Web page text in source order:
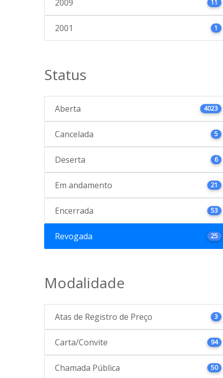
2009 11
2001 1
Status
Aberta 4023
Cancelada 5
Deserta 6
Em andamento 21
Encerrada 53
Revogada 25
Modalidade
Atas de Registro de Preço 3
Carta/Convite 94
Chamada Pública 50